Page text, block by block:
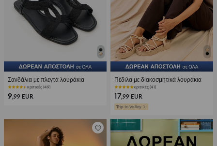
Σανδάλια με πλεγτά λουράκια
κριτικές (49)
9,99 EUR
Πέδιλα με διακοσμητικά λουράκια
κριτικές (41)
17,99 EUR
Trip to Valley